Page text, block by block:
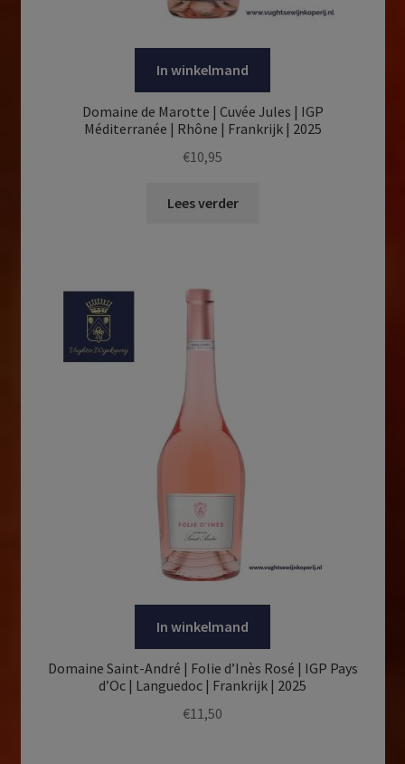
In winkelmand
Domaine de Marotte | Cuvée Jules | IGP
Méditerranée | Rhône | Frankrijk | 2025
€10,95
Lees verder
In winkelmand
Domaine Saint-André | Folie d’Inès Rosé | IGP Pays
d’Oc | Languedoc | Frankrijk | 2025
€11,50